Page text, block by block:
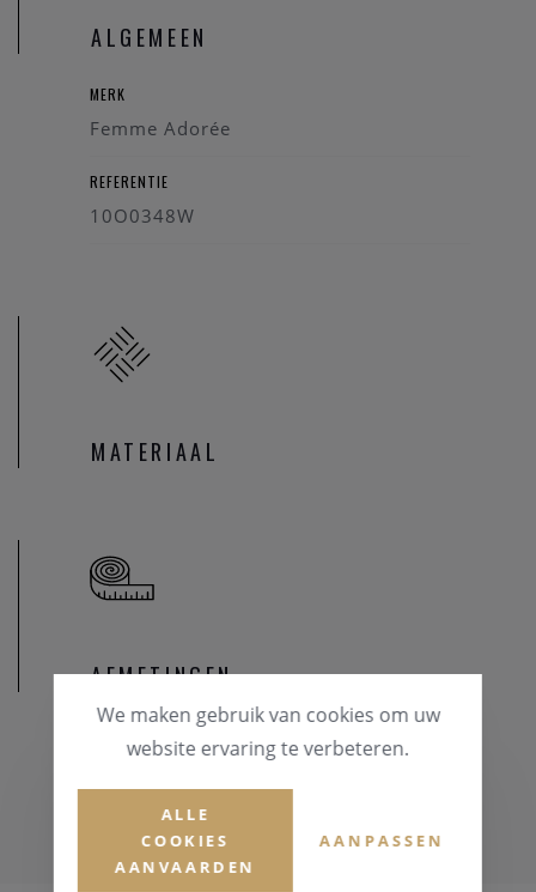
ALGEMEEN
MERK
Femme Adorée
REFERENTIE
10O0348W
MATERIAAL
AFMETINGEN
We maken gebruik van cookies om uw
website ervaring te verbeteren.
ALLE
COOKIES
AANVAARDEN
AANPASSEN